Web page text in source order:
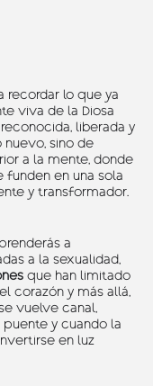
recordar lo que ya
viva de la Diosa
liberada y
sino de
a la mente, donde
funden en una sola
y transformador.
a
a la sexualidad,
que han limitado
corazón y más allá,
vuelve canal,
y cuando la
en luz